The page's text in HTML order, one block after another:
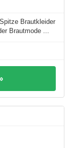
Brautkleider
Brautmode ...